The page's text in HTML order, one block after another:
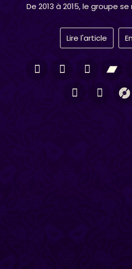
De 2013 à 2015, le groupe
Lire l'article